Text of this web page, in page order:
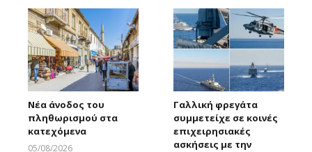
Νέα άνοδος του
πληθωρισμού στα
κατεχόμενα
05/08/2026
Γαλλική φρεγάτα
συμμετείχε σε κοινές
επιχειρησιακές
ασκήσεις με την